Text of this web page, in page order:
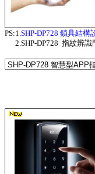
PS:1.SHP-DP728 鎖具結
2.SHP-DP728 指紋辨識